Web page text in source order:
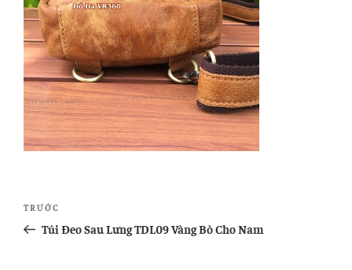
Điều
hướng
Bài
cũ
TRƯỚC
Túi Đeo Sau Lưng TDL09 Vàng Bò Cho Nam